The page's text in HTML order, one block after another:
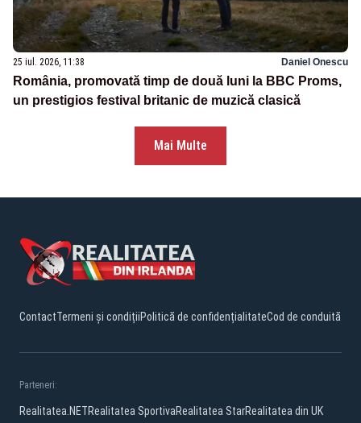
25 iul. 2026, 11:38 Daniel Onescu
România, promovată timp de două luni la BBC Proms,
un prestigios festival britanic de muzică clasică
Mai Multe
ContactTermeni și condițiiPolitică de confidențialitateCod de conduită
Parteneri:
Realitatea.NETRealitatea SportivaRealitatea StarRealitatea din UK